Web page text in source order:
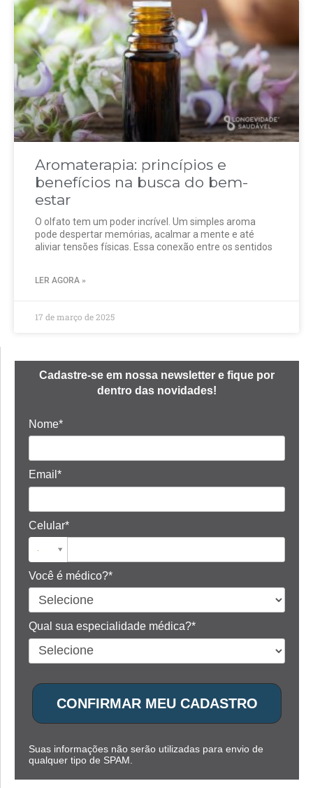
Aromaterapia: princípios e
benefícios na busca do bem-
estar
O olfato tem um poder incrível. Um simples aroma
pode despertar memórias, acalmar a mente e até
aliviar tensões físicas. Essa conexão entre os sentidos
LER AGORA »
17 de março de 2025
Cadastre-se em nossa newsletter e fique por
dentro das novidades!
Nome*
Email*
Celular*
Você é médico?*
Qual sua especialidade médica?*
CONFIRMAR MEU CADASTRO
Suas informações não serão utilizadas para envio de
qualquer tipo de SPAM.